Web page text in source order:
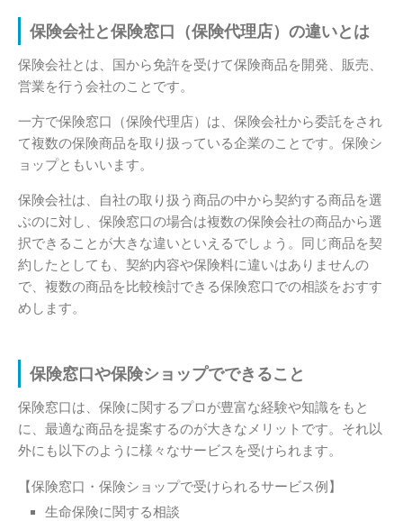
保険会社と保険窓口（保険代理店）の違いとは
保険会社とは、国から免許を受けて保険商品を開発、販売、
営業を行う会社のことです。
一方で保険窓口（保険代理店）は、保険会社から委託をされ
て複数の保険商品を取り扱っている企業のことです。保険シ
ョップともいいます。
保険会社は、自社の取り扱う商品の中から契約する商品を選
ぶのに対し、保険窓口の場合は複数の保険会社の商品から選
択できることが大きな違いといえるでしょう。同じ商品を契
約したとしても、契約内容や保険料に違いはありませんの
で、複数の商品を比較検討できる保険窓口での相談をおすす
めします。
保険窓口や保険ショップでできること
保険窓口は、保険に関するプロが豊富な経験や知識をもと
に、最適な商品を提案するのが大きなメリットです。それ以
外にも以下のように様々なサービスを受けられます。
【保険窓口・保険ショップで受けられるサービス例】
生命保険に関する相談